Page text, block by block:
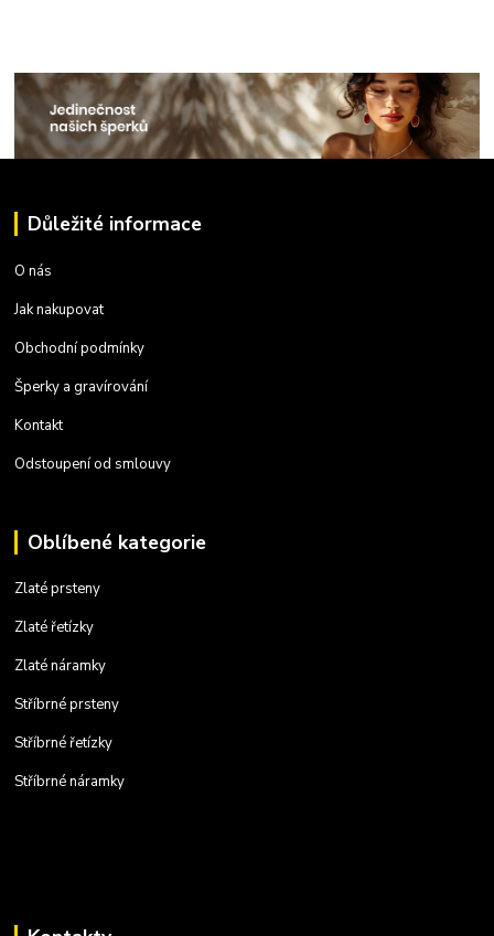
Důležité informace
O nás
Jak nakupovat
Obchodní podmínky
Šperky a gravírování
Kontakt
Odstoupení od smlouvy
Oblíbené kategorie
Zlaté prsteny
Zlaté řetízky
Zlaté náramky
Stříbrné prsteny
Stříbrné řetízky
Stříbrné náramky